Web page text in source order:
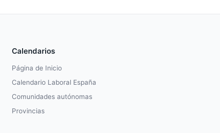
Calendarios
Página de Inicio
Calendario Laboral España
Comunidades autónomas
Provincias